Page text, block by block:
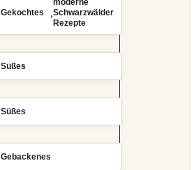
Gekochtes ,
moderne
Schwarzwälder
Rezepte
Süßes
Süßes
Gebackenes